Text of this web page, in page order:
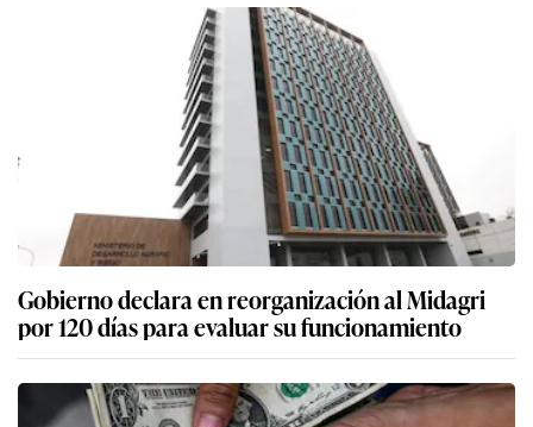
Gobierno declara en reorganización al Midagri
por 120 días para evaluar su funcionamiento